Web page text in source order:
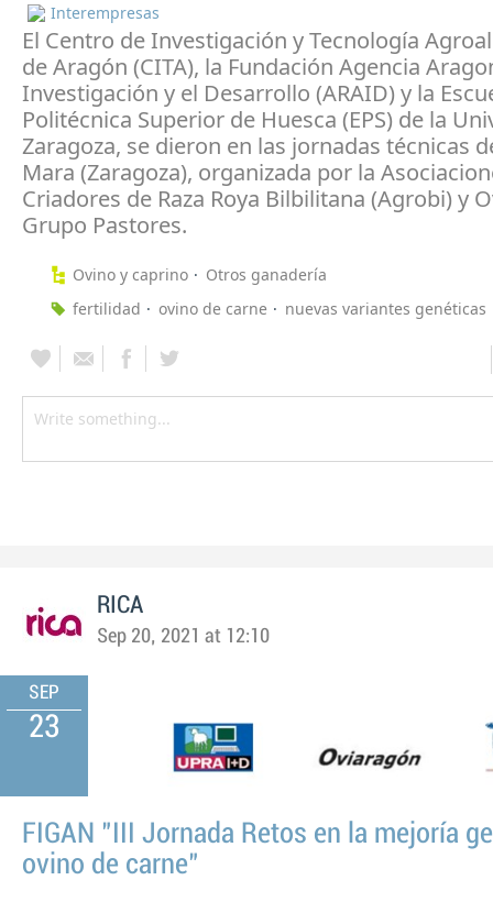
Interempresas
El Centro de Investigación y Tecnología
de Aragón (CITA), la Fundación Agencia
Investigación y el Desarrollo (ARAID) y la
Politécnica Superior de Huesca (EPS) de la
Zaragoza, se dieron en las jornadas técnicas
Mara (Zaragoza), organizada por la
Criadores de Raza Roya Bilbilitana (Agrobi) y
Grupo Pastores.
Ovino y caprino
Otros ganadería
fertilidad
ovino de carne nuevas variantes genéticas
RICA
Sep 20, 2021 at 12:10
SEP
23
FIGAN "III Jornada Retos en la mejoría
ovino de carne"